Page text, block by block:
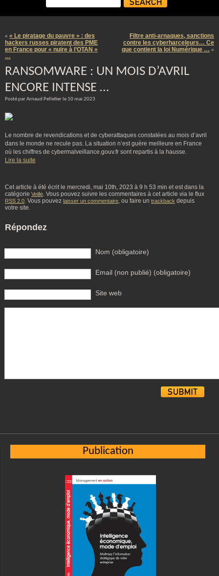
« « Le piratage du pauvre » : des
hackers russes piratent des PME
en France pour « nuire à l’OTAN »
…
Filtre anti-arnaques, sanctions
contre les cyberharceleurs… Ce
que contient la loi Numérique … »
RANSOMWARE : UN MOIS D’AVRIL
ENCORE INTENSE …
Posté par Arnaud Pelletier le 10 mai 2023
Le nombre de revendications et de cyberattaques constatées au mois d’avril
dans le monde ne recule pas. La situation n’est guère meilleure en France
où les chiffres de cybermalveillance.gouv.fr sont repartis à la hausse.
Lire la suite
Cet article à été écrit le mercredi, mai 10th, 2023 à 9 h 53 min et est dans la
catégorie Veille. Vous pouvez suivre les commentaires à cet article via le flux
RSS 2.0. Vous pouvez laisser un commentaire, ou faire un trackback depuis
votre site.
Répondez
Nom (obligatoire)
Email (non publié) (obligatoire)
Site web
Publication